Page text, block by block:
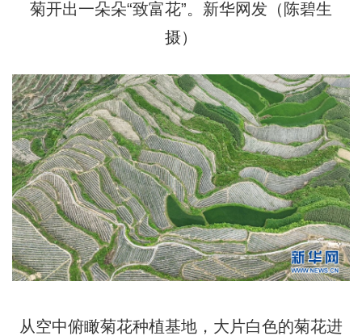
菊开出一朵朵“致富花”。新华网发（陈碧生
摄）
从空中俯瞰菊花种植基地，大片白色的菊花进